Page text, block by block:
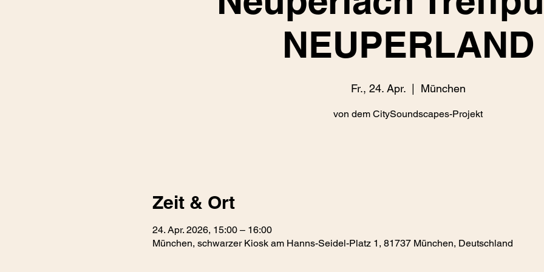
NEUPERLAND
Fr., 24. Apr.
  |
München
von dem CitySoundscapes-Projekt
Zeit & Ort
24. Apr. 2026, 15:00 – 16:00
München, schwarzer Kiosk am Hanns-Seidel-Platz 1, 81737 München, Deutschland